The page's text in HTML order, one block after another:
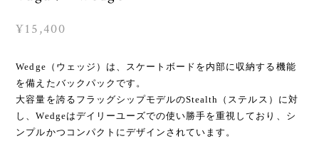
¥15,400
Wedge（ウェッジ）は、スケートボードを内部に収納する機能
を備えたバックパックです。
大容量を誇るフラッグシップモデルのStealth（ステルス）に対
し、Wedgeはデイリーユーズでの使い勝手を重視しており、シ
ンプルかつコンパクトにデザインされています。